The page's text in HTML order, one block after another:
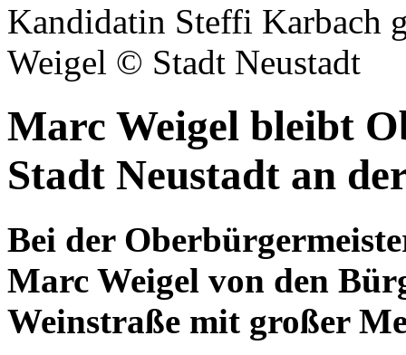
Kandidatin Steffi Karbach
Weigel © Stadt Neustadt
Marc Weigel bleibt
Stadt Neustadt an
Bei der
Marc Weigel von den
Weinstraße mit großer